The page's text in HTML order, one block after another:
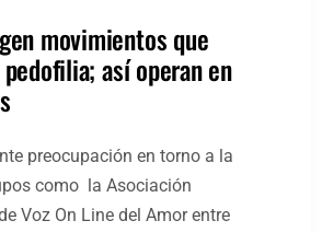
movimientos que
así operan en
preocupación en torno a la
como la Asociación
Voz On Line del Amor entre